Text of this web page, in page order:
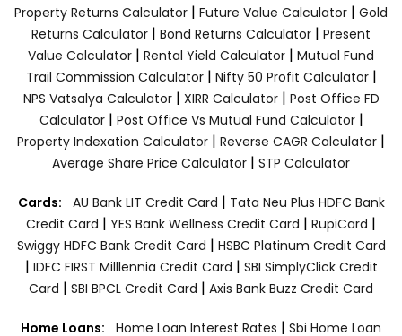
Property Returns Calculator | Future Value Calculator | Gold
Returns Calculator | Bond Returns Calculator | Present
Value Calculator | Rental Yield Calculator | Mutual Fund
Trail Commission Calculator| Nifty 50 Profit Calculator|
NPS Vatsalya Calculator| XIRR Calculator| Post Office FD
Calculator| Post Office Vs Mutual Fund Calculator|
Property Indexation Calculator | Reverse CAGR Calculator |
Average Share Price Calculator | STP Calculator
Cards: AU Bank LIT Credit Card | Tata Neu Plus HDFC Bank
Credit Card | YES Bank Wellness Credit Card | RupiCard |
Swiggy HDFC Bank Credit Card | HSBC Platinum Credit Card
| IDFC FIRST Milllennia Credit Card | SBI SimplyClick Credit
Card | SBI BPCL Credit Card | Axis Bank Buzz Credit Card
Home Loans: Home Loan Interest Rates | Sbi Home Loan